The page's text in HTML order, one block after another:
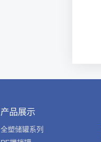
产品展示
全塑储罐系列